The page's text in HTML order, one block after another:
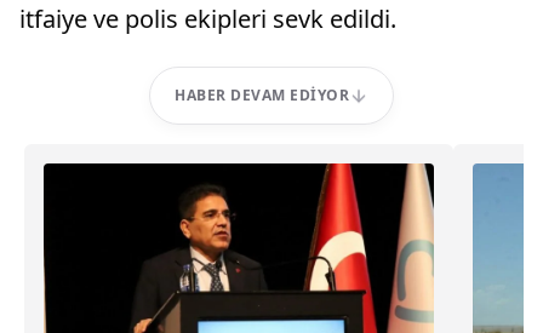
itfaiye ve polis ekipleri sevk edildi.
HABER DEVAM EDIYOR